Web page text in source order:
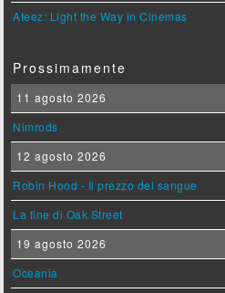
Ateez: Light the Way in Cinemas
Prossimamente
11 agosto 2026
Nimrods
12 agosto 2026
Robin Hood - Il prezzo del sangue
La fine di Oak Street
19 agosto 2026
Oceania